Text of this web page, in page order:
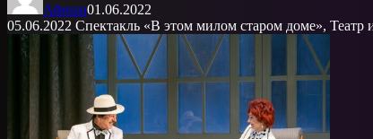
Афиша01.06.2022
05.06.2022 Спектакль «В этом милом старом доме»,